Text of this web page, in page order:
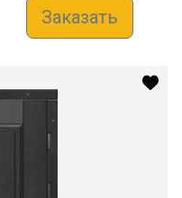
Заказать